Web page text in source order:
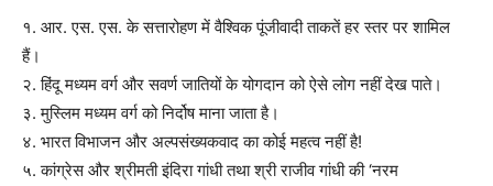
१. आर. एस. एस. के सत्तारोहण में वैश्विक पूंजीवादी ताकतें हर स्तर पर शामिल
हैं।
२. हिंदू मध्यम वर्ग और सवर्ण जातियों के योगदान को ऐसे लोग नहीं देख पाते।
३. मुस्लिम मध्यम वर्ग को निर्दोष माना जाता है।
४. भारत विभाजन और अल्पसंख्यकवाद का कोई महत्व नहीं है!
५. कांग्रेस और श्रीमती इंदिरा गांधी तथा श्री राजीव गांधी की ‘नरम